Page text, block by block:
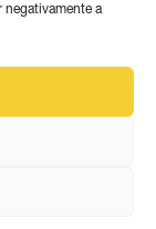
negativamente a